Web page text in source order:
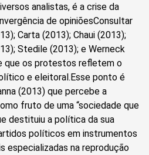
analistas, é a crise da
de opiniõesConsultar
Carta (2013); Chaui (2013);
Stedile (2013); e Werneck
que os protestos refletem o
e eleitoral.Esse ponto é
(2013) que percebe a
fruto de uma “sociedade que
destituiu a política da sua
políticos em instrumentos
especializadas na reprodução